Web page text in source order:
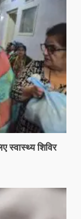
स्वास्थ्य शिविर